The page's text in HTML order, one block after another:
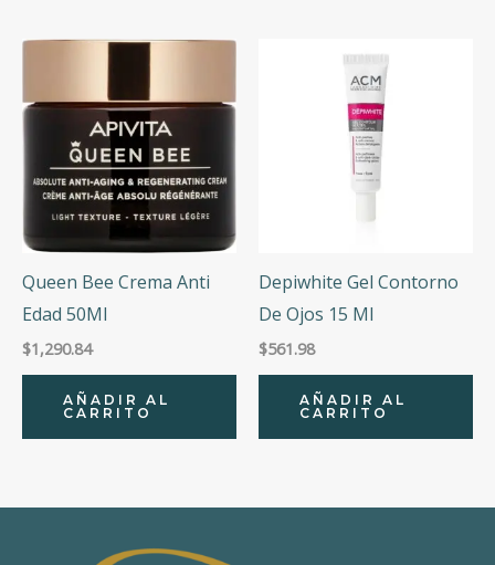
Queen Bee Crema Anti
Edad 50Ml
$1,290.84
AÑADIR AL
CARRITO
Depiwhite Gel Contorno
De Ojos 15 Ml
$561.98
AÑADIR AL
CARRITO